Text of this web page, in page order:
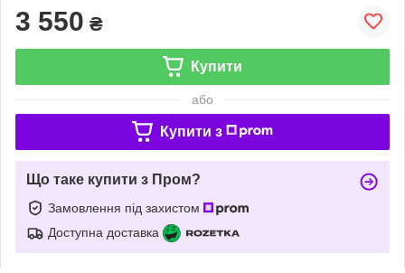
3 550 ₴
Купити
або
Купити з
Що таке купити з Пром?
Замовлення під захистом
Доступна доставка